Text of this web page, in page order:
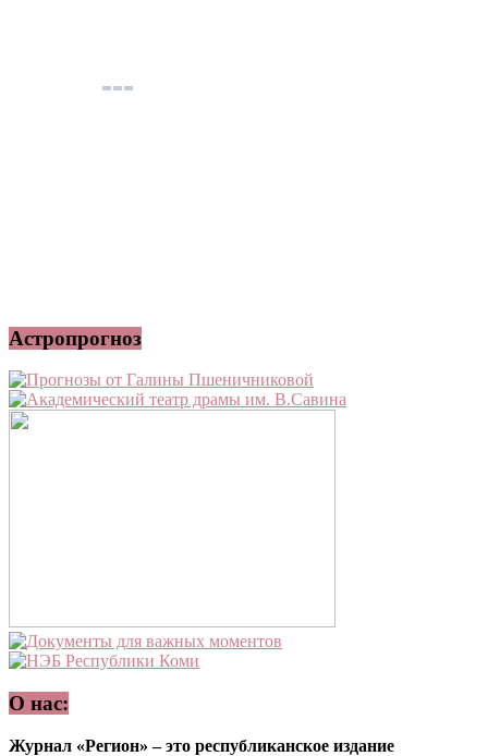
Астропрогноз
О нас:
Журнал «Регион» – это республиканское издание